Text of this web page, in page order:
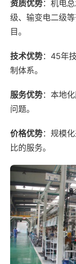
资质优势：机电
级、输变电二级
目。
技术优势：45年
制体系。
服务优势：本地
问题。
价格优势：规模
比的服务。